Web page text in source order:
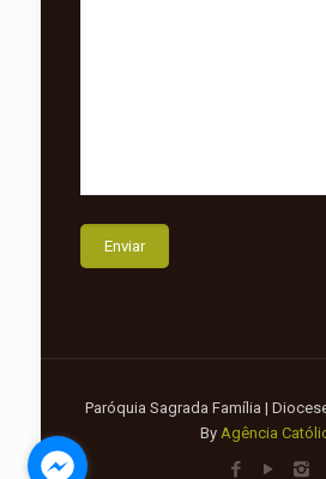
Paróquia Sagrada Família |
By Agência